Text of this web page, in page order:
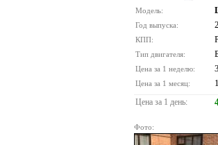
Модель:
Год выпуска:
КПП:
Тип двигателя:
Цена за 1 неделю:
Цена за 1 месяц:
Цена за 1 день:
Фото: